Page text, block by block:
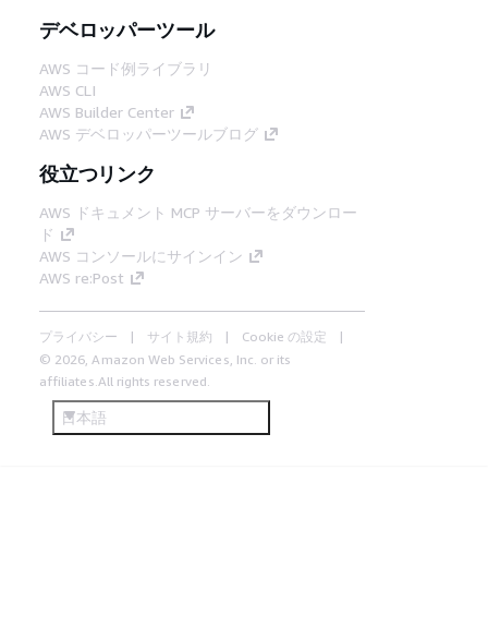
デベロッパーツール
AWS コード例ライブラリ
AWS CLI
AWS Builder Center
AWS デベロッパーツールブログ
役立つリンク
AWS ドキュメント MCP サーバーをダウンロー
ド
AWS コンソールにサインイン
AWS re:Post
プライバシー サイト規約
Cookie の設定
© 2026, Amazon Web Services, Inc. or its
affiliates.All rights reserved.
日本語